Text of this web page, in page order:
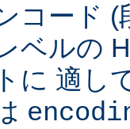
コード
ベルの
に 適し